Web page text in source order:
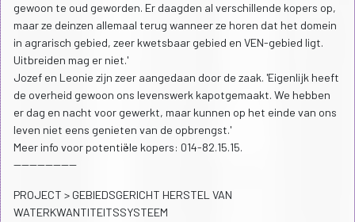
gewoon te oud geworden. Er daagden al verschillende kopers op,
maar ze deinzen allemaal terug wanneer ze horen dat het domein
in agrarisch gebied, zeer kwetsbaar gebied en VEN-gebied ligt.
Uitbreiden mag er niet.'
Jozef en Leonie zijn zeer aangedaan door de zaak. 'Eigenlijk heeft
de overheid gewoon ons levenswerk kapotgemaakt. We hebben
er dag en nacht voor gewerkt, maar kunnen op het einde van ons
leven niet eens genieten van de opbrengst.'
Meer info voor potentiële kopers: 014-82.15.15.
----------------
PROJECT > GEBIEDSGERICHT HERSTEL VAN
WATERKWANTITEITSSYSTEEM